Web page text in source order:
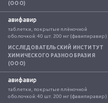
(ООО)
авифавир
таблетки, покрытые плёночной
оболочкой: 40 шт. 200 мг (фавипиравир)
ИССЛЕДОВАТЕЛЬСКИЙ ИНСТИТУТ
ХИМИЧЕСКОГО РАЗНООБРАЗИЯ
(ООО)
авифавир
таблетки, покрытые плёночной
оболочкой: 40 шт. 200 мг (фавипиравир)